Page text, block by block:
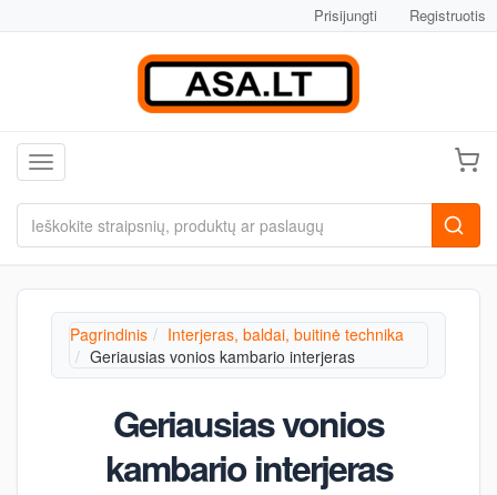
Prisijungti Registruotis
Toggle navigation
Pagrindinis
Interjeras, baldai, buitinė technika
Geriausias vonios kambario interjeras
Geriausias vonios
kambario interjeras